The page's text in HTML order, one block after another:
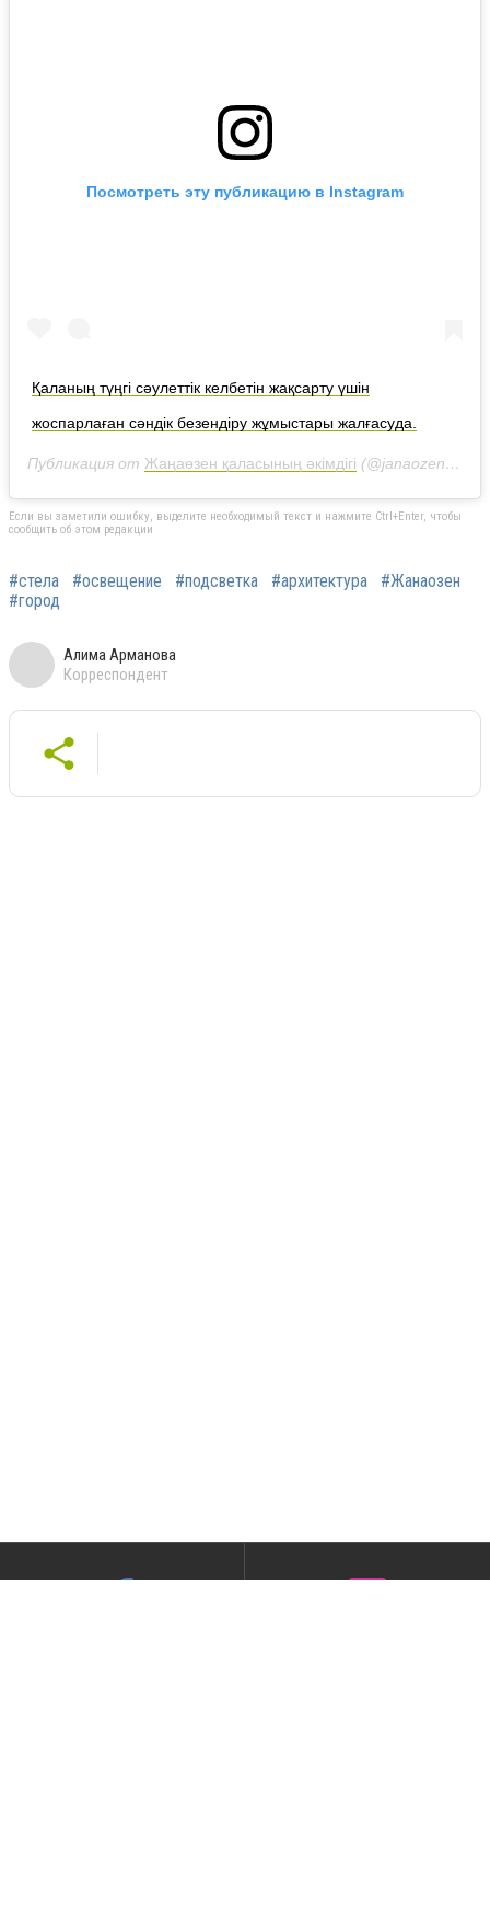
Посмотреть эту публикацию в Instagram
Қаланың түңгі сәулеттік келбетін жақсарту үшін
жоспарлаған сәндік безендіру жұмыстары жалғасуда.
Публикация от Жаңаөзен қаласының әкімдігі (@janaozen_akimat)
Если вы заметили ошибку, выделите необходимый текст и нажмите Ctrl+Enter, чтобы
сообщить об этом редакции
#стела #освещение #подсветка #архитектура
#Жанаозен
#город
Алима Арманова
Корреспондент